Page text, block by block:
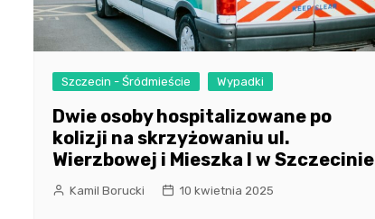
Szczecin - Śródmieście Wypadki
Dwie osoby hospitalizowane po
kolizji na skrzyżowaniu ul.
Wierzbowej i Mieszka I w Szczecinie
Kamil Borucki 10 kwietnia 2025